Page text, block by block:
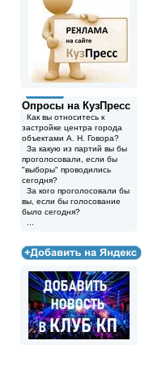
Опросы на КузПресс
Как вы относитесь к
застройке центра города
объектами А. Н. Говора?
За какую из партий вы бы
проголосовали, если бы
"выборы" проводились
сегодня?
За кого проголосовали бы
вы, если бы голосование
было сегодня?